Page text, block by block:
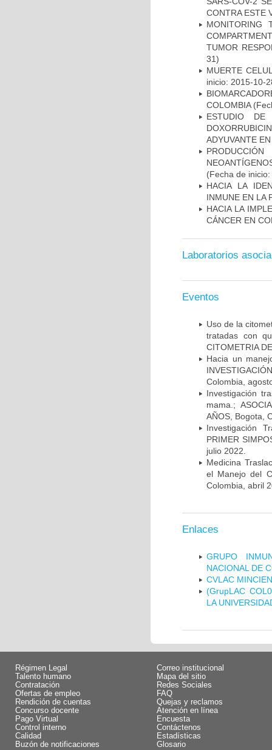
CONTRA ESTE
MONITORING
TUMOR
31)
MUERTE
inicio: 2015-10-
COLOMBIA
ESTUDIO DE
ADYUVANTE
(Fecha de
HACIA LA
INMUNE EN LA
HACIA LA
CÁNCER EN
Laboratorios
Eventos
Uso de la
tratadas con
CITOMETRIA
Hacia un
Colombia,
Investigación
mama.;
AÑOS, Bogota,
Investigación
PRIMER
julio 2022.
Medicina
el Manejo del
Colombia, abril
Enlaces
GRUPO
NACIONAL DE
CVLAC
(GrupLAC
LA
Régimen Legal
Talento humano
Contratación
Ofertas de empleo
Rendición de cuentas
Concurso docente
Pago Virtual
Control interno
Calidad
Buzón de notificaciones
Correo institucional
Mapa del sitio
Redes Sociales
FAQ
Quejas y reclamos
Atención en línea
Encuesta
Contáctenos
Estadísticas
Glosario